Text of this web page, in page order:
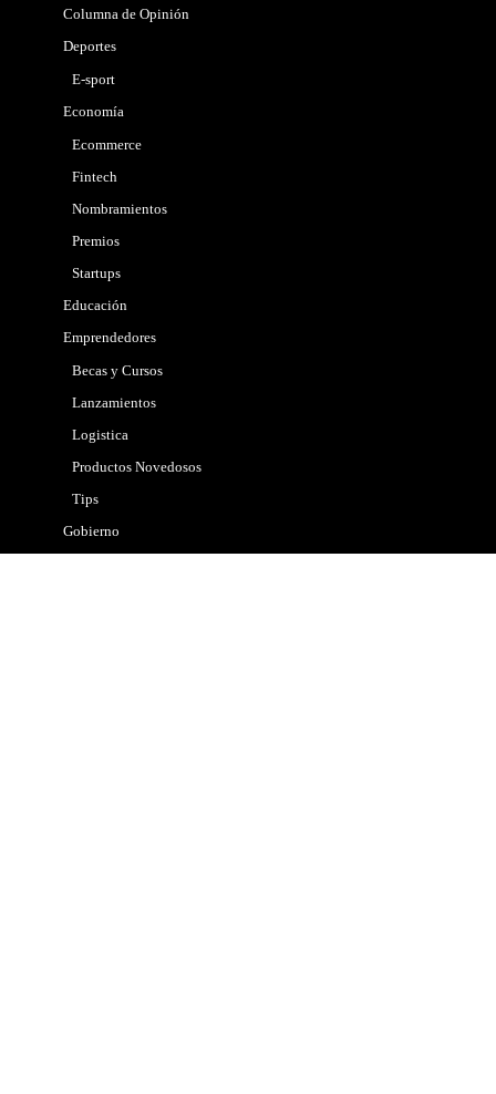
Columna de Opinión
Deportes
E-sport
Economía
Ecommerce
Fintech
Nombramientos
Premios
Startups
Educación
Emprendedores
Becas y Cursos
Lanzamientos
Logistica
Productos Novedosos
Tips
Gobierno